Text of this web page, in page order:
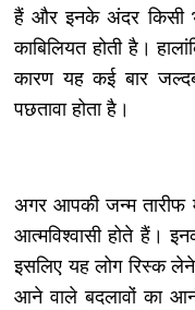
हैं और इनके अंदर किसी
काबिलियत होती है।
कारण यह कई बार
पछतावा होता है।
अगर आपकी जन्म तारीफ
आत्मविश्वासी होते हैं।
इसलिए यह लोग रिस्क
आने वाले बदलावों का